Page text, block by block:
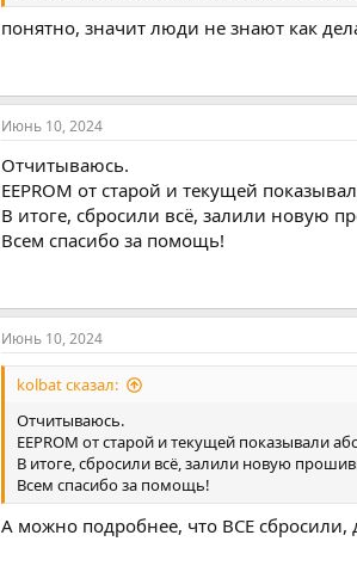
понятно, значит люди не знают как
Июнь 10, 2024
Отчитываюсь.
EEPROM от старой и текущей
В итоге, сбросили всё, залили новую
Всем спасибо за помощь!
Июнь 10, 2024
kolbat сказал:
Отчитываюсь.
EEPROM от старой и текущей показывали
В итоге, сбросили всё, залили новую
Всем спасибо за помощь!
А можно подробнее, что ВСЕ сбросили,